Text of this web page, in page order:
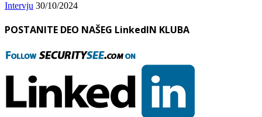
Intervju 30/10/2024
POSTANITE DEO NAŠEG LinkedIN KLUBA